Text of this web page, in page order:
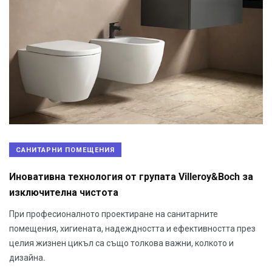
САНИТАРНИ ПОМЕЩЕНИЯ
Иновативна технология от групата Villeroy&Boch за
изключителна чистота
При професионалното проектиране на санитарните
помещения, хигиената, надеждността и ефективността през
целия жизнен цикъл са също толкова важни, колкото и
дизайна.